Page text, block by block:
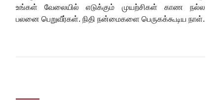
உங்கள் வேலையில் எடுக்கும் முயற்சிகள் காண நல்ல
பலனை பெறுவீர்கள். நிதி நன்மைகளை பெருகக்கூடிய நாள்.